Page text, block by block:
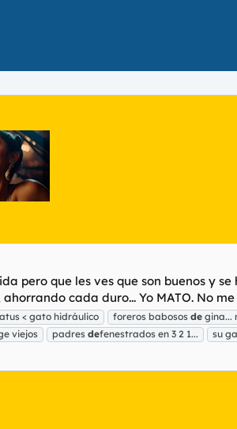
pero que les ves que son buenos y
cada duro... Yo MATO. No me
< gato hidráulico foreros babosos de gina...
viejos padres defenestrados en 3 2 1... su